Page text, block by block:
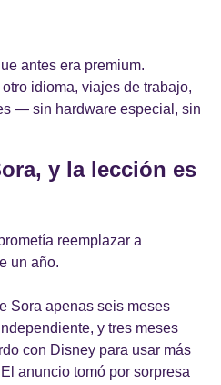
antes era premium.
idioma, viajes de trabajo,
— sin hardware especial, sin
y la lección es
reemplazar a
un año.
Sora apenas seis meses
y tres meses
con Disney para usar más
anuncio tomó por sorpresa